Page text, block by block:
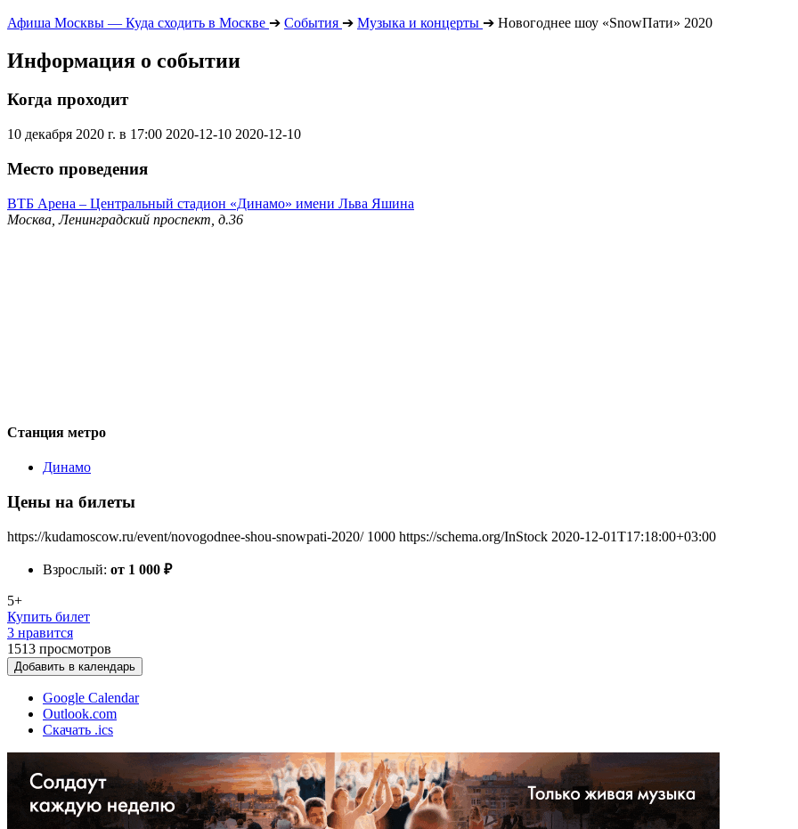
Афиша Москвы — Куда сходить в Москве ➔ События ➔ Музыка и концерты ➔ Новогоднее шоу «SnowПати» 2020
Информация о событии
Когда проходит
10 декабря 2020 г. в 17:00 2020-12-10 2020-12-10
Место проведения
ВТБ Арена – Центральный стадион «Динамо» имени Льва Яшина
Москва, Ленинградский проспект, д.36
Станция метро
Динамо
Цены на билеты
https://kudamoscow.ru/event/novogodnee-shou-snowpati-2020/ 1000 https://schema.org/InStock 2020-12-01T17:18:00+03:00
Взрослый: от 1 000 ₽
5+
Купить билет
3 нравится
1513 просмотров
Добавить в календарь
Google Calendar
Outlook.com
Скачать .ics